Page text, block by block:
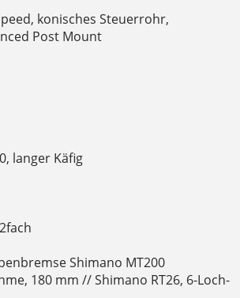
konisches Steuerrohr,
Post Mount
langer Käfig
Shimano MT200
180 mm // Shimano RT26, 6-Loch-